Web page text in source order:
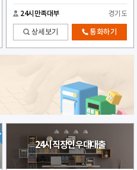
24시만족대부 경기도
상세보기 통화하기
24시 직장인 우대대출